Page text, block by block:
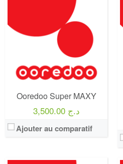
Ooredoo Super MAXY
3,500.00 د.ج
Ajouter au comparatif
Ooredoo
Ooredoo MAXY Internet 1000
Prix:
1 000 Da
3 000 DA
Internet:4 Go ( Facebook Gratuits)
View Details →